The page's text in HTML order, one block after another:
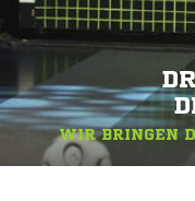
WIR BRINGEN